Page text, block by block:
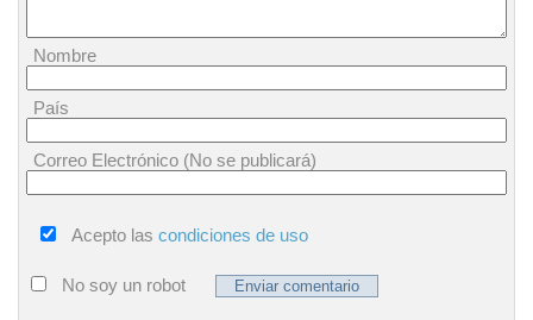
Nombre
País
Correo Electrónico (No se publicará)
Acepto las condiciones de uso
No soy un robot